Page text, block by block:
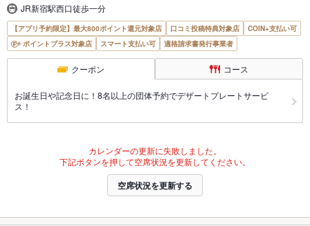
JR新宿駅西口徒歩一分
【アプリ予約限定】最大800ポイント還元対象店 口コミ投稿特典対象店
COIN+支払い可
ポイントプラス対象店
スマート支払い可 適格請求書発行事業者
クーポン コース
お誕生日や記念日に！8名以上の団体予約でデザートプレートサービ
ス！
カレンダーの更新に失敗しました。
下記ボタンを押して空席状況を更新してください。
空席状況を更新する